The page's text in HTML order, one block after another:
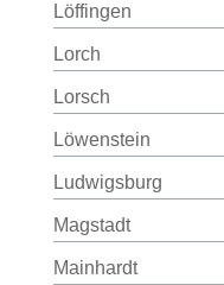
Löffingen
Lorch
Lorsch
Löwenstein
Ludwigsburg
Magstadt
Mainhardt